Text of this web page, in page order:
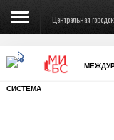
Центральная
СИСТЕМА